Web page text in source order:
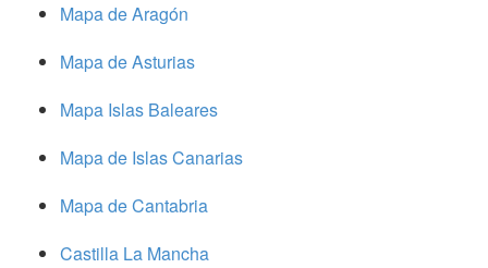
Mapa de Aragón
Mapa de Asturias
Mapa Islas Baleares
Mapa de Islas Canarias
Mapa de Cantabria
Castilla La Mancha